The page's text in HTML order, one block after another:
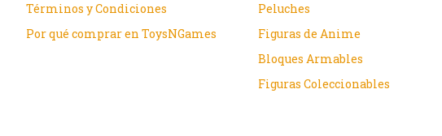
Términos y Condiciones
Por qué comprar en ToysNGames
Peluches
Figuras de Anime
Bloques Armables
Figuras Coleccionables